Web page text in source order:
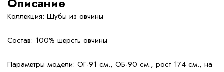
Коллекция: Шубы из овчины
Состав: 100% шерсть овчины
Параметры модели: ОГ-91 см., ОБ-90 см., рост 174 см., на